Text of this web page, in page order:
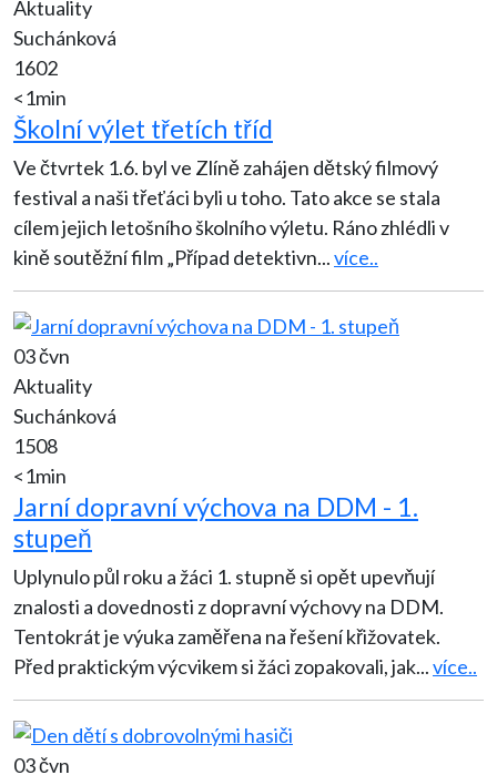
Aktuality
Suchánková
1602
<1min
Školní výlet třetích tříd
Ve čtvrtek 1.6. byl ve Zlíně zahájen dětský filmový
festival a naši třeťáci byli u toho. Tato akce se stala
cílem jejich letošního školního výletu. Ráno zhlédli v
kině soutěžní film „Případ detektivn...více..
03 čvn
Aktuality
Suchánková
1508
<1min
Jarní dopravní výchova na DDM - 1.
stupeň
Uplynulo půl roku a žáci 1. stupně si opět upevňují
znalosti a dovednosti z dopravní výchovy na DDM.
Tentokrát je výuka zaměřena na řešení křižovatek.
Před praktickým výcvikem si žáci zopakovali, jak...více..
03 čvn